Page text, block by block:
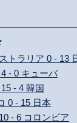
トラリア 0 - 13
4 - 0 キューバ
- 4 韓国
0 - 15 日本
- 6 コロンビア